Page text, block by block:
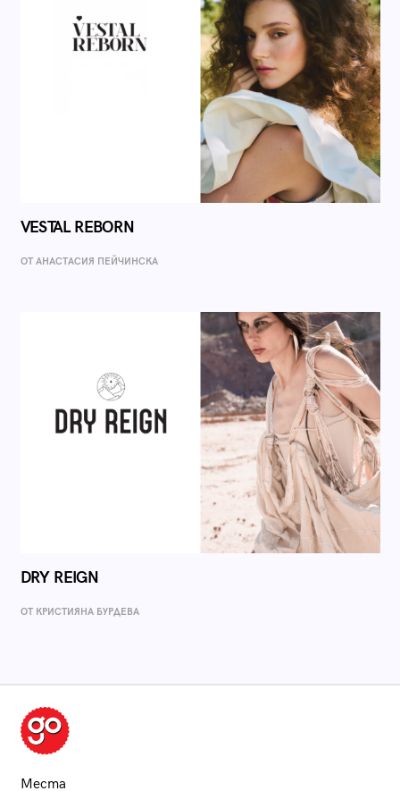
VESTAL REBORN
ОТ AНАСТАСИЯ ПЕЙЧИНСКА
DRY REIGN
ОТ КРИСТИЯНА БУРДЕВА
Места